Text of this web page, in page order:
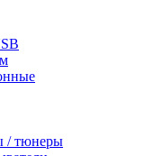
/ тюнеры